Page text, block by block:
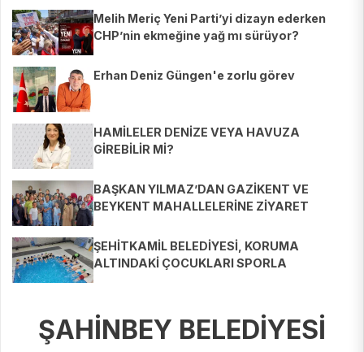
Melih Meriç Yeni Parti’yi dizayn ederken
CHP’nin ekmeğine yağ mı sürüyor?
Erhan Deniz Güngen'e zorlu görev
HAMİLELER DENİZE VEYA HAVUZA
GİREBİLİR Mİ?
BAŞKAN YILMAZ’DAN GAZİKENT VE
BEYKENT MAHALLELERİNE ZİYARET
ŞEHİTKAMİL BELEDİYESİ, KORUMA
ALTINDAKİ ÇOCUKLARI SPORLA
ŞAHİNBEY BELEDİYESİ